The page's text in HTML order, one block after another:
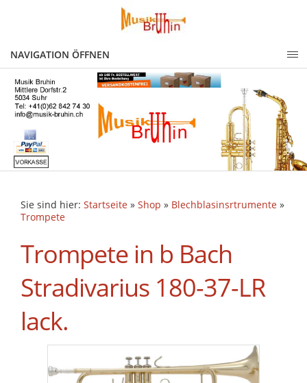
NAVIGATION ÖFFNEN
Sie sind hier: Startseite » Shop » Blechblasinsrtrumente »
Trompete
Trompete in b Bach
Stradivarius 180-37-LR
lack.